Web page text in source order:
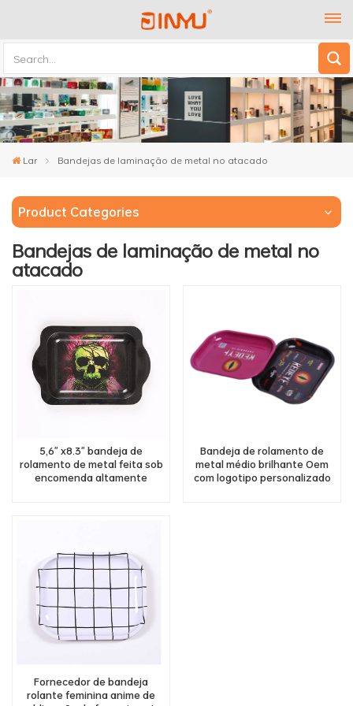
Lar Bandejas de laminação de metal no atacado
Product Categories
Bandejas de laminação de metal no
atacado
5,6" x8.3" bandeja de
rolamento de metal feita sob
encomenda altamente
Bandeja de rolamento de
metal médio brilhante Oem
com logotipo personalizado
Fornecedor de bandeja
rolante feminina anime de